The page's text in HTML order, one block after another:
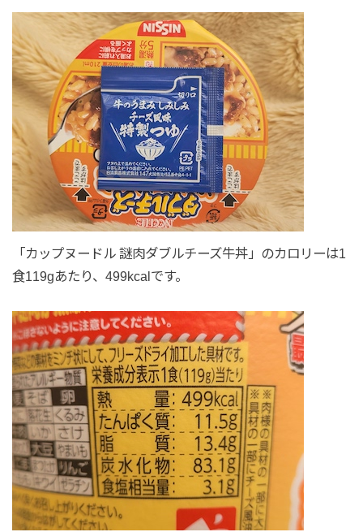
「カップヌードル 謎肉ダブルチーズ牛丼」のカロリーは1
食119gあたり、499kcalです。